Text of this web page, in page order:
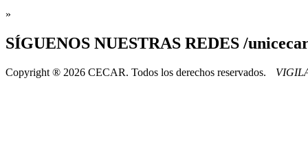
»
SÍGUENOS NUESTRAS REDES /
Copyright ® 2026 CECAR. Todos los derechos reservados.